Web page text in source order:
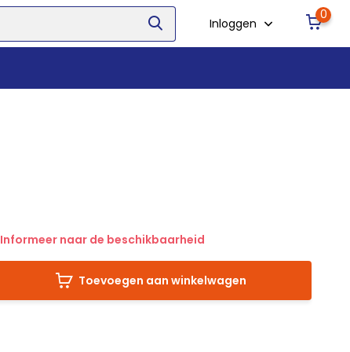
Inloggen
0
Informeer naar de beschikbaarheid
Toevoegen aan winkelwagen